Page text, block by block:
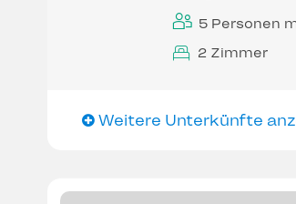
5 Personen
2 Zimmer
Weitere Unterkünfte